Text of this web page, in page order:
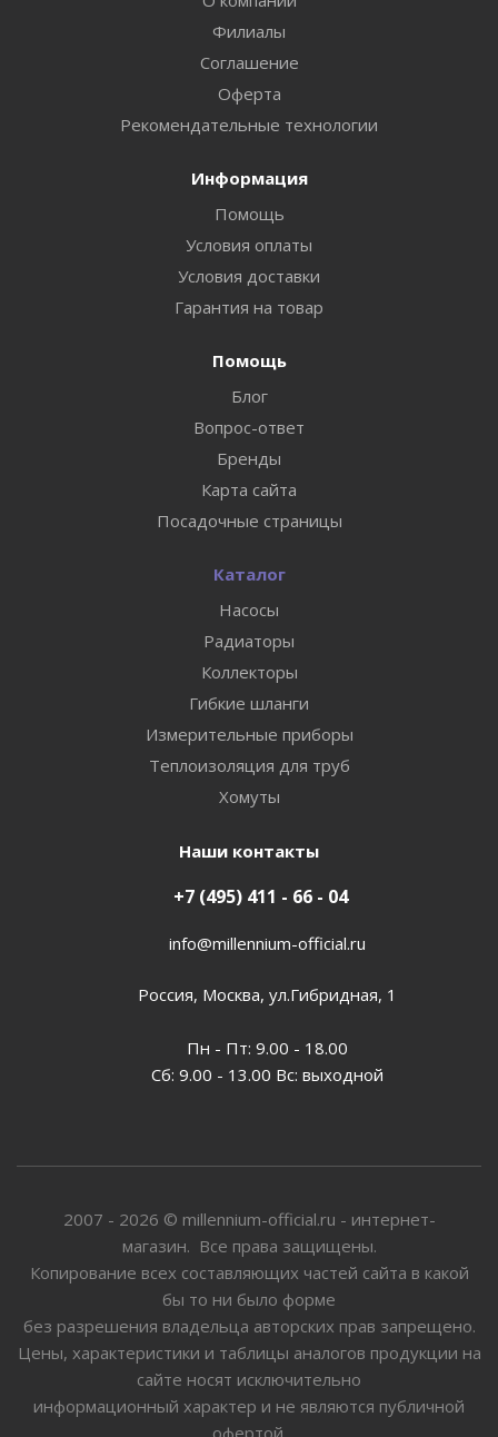
Филиалы
Соглашение
Оферта
Рекомендательные технологии
Информация
Помощь
Условия оплаты
Условия доставки
Гарантия на товар
Помощь
Блог
Вопрос-ответ
Бренды
Карта сайта
Посадочные страницы
Каталог
Насосы
Радиаторы
Коллекторы
Гибкие шланги
Измерительные приборы
Теплоизоляция для труб
Хомуты
Наши контакты
+7 (495) 411 - 66 - 04
info@millennium-official.ru
Россия, Москва, ул.Гибридная, 1
Пн - Пт: 9.00 - 18.00
Сб: 9.00 - 13.00 Вс: выходной
2007 - 2026 © millennium-official.ru - интернет-
магазин. Все права защищены.
Копирование всех составляющих частей сайта в какой
бы то ни было форме
без разрешения владельца авторских прав запрещено.
Цены, характеристики и таблицы аналогов продукции на
сайте носят исключительно
информационный характер и не являются публичной
офертой.